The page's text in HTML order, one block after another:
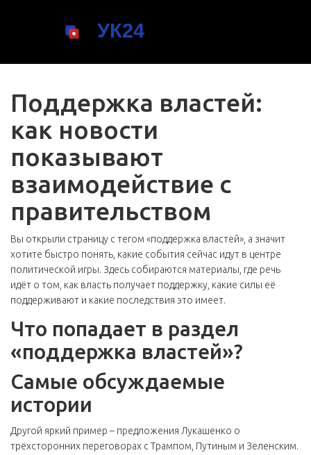
Поддержка властей:
как новости
показывают
взаимодействие с
правительством
Вы открыли страницу с тегом «поддержка властей», а значит
хотите быстро понять, какие события сейчас идут в центре
политической игры. Здесь собираются материалы, где речь
идёт о том, как власть получает поддержку, какие силы её
поддерживают и какие последствия это имеет.
Что попадает в раздел
«поддержка властей»?
Самые обсуждаемые
истории
Другой яркий пример – предложения Лукашенко о
трёхсторонних переговорах с Трампом, Путиным и Зеленским.